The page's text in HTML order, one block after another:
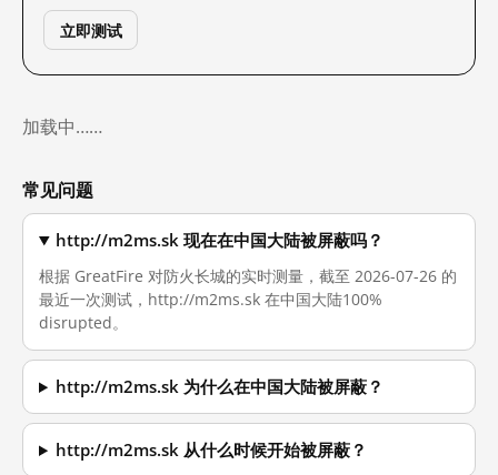
立即测试
加载中……
常见问题
http://m2ms.sk 现在在中国大陆被屏蔽吗？
根据 GreatFire 对防火长城的实时测量，截至 2026-07-26 的
最近一次测试，http://m2ms.sk 在中国大陆100%
disrupted。
http://m2ms.sk 为什么在中国大陆被屏蔽？
http://m2ms.sk 从什么时候开始被屏蔽？